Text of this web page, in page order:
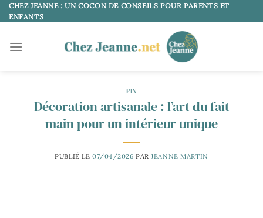
Passer
au
CHEZ JEANNE : UN COCON DE CONSEILS POUR PARENTS ET
ENFANTS
PIN
Décoration artisanale : l’art du fait
main pour un intérieur unique
PUBLIÉ LE 07/04/2026 PAR JEANNE MARTIN